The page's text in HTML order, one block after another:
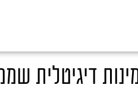
דיגיטלית